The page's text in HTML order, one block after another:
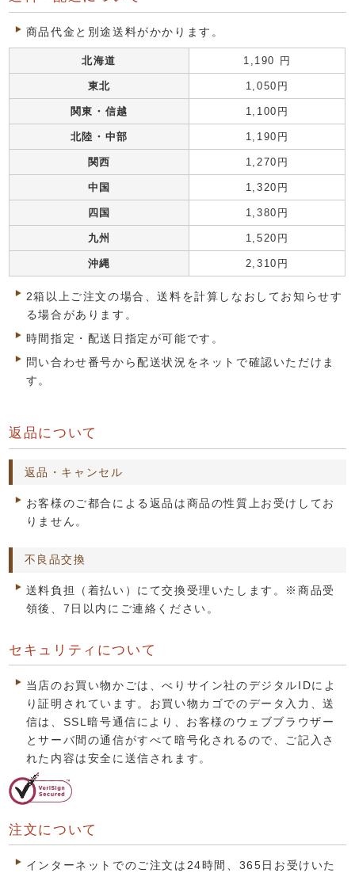
商品代金と別途送料がかかります。
北海道 1,190 円
東北 1,050円
関東・信越 1,100円
北陸・中部 1,190円
関西 1,270円
中国 1,320円
四国 1,380円
九州 1,520円
沖縄 2,310円
2箱以上ご注文の場合、送料を計算しなおしてお知らせす
る場合があります。
時間指定・配送日指定が可能です。
問い合わせ番号から配送状況をネットで確認いただけま
す。
返品について
返品・キャンセル
お客様のご都合による返品は商品の性質上お受けしてお
りません。
不良品交換
送料負担（着払い）にて交換受理いたします。※商品受
領後、7日以内にご連絡ください。
セキュリティについて
当店のお買い物かごは、べりサイン社のデジタルIDによ
り証明されています。お買い物カゴでのデータ入力、送
信は、SSL暗号通信により、お客様のウェブブラウザー
とサーバ間の通信がすべて暗号化されるので、ご記入さ
れた内容は安全に送信されます。
注文について
インターネットでのご注文は24時間、365日お受けいた